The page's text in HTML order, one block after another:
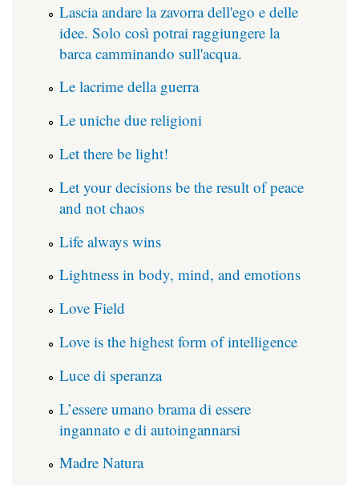
Lascia andare la zavorra dell'ego e delle
idee. Solo così potrai raggiungere la
barca camminando sull'acqua.
Le lacrime della guerra
Le uniche due religioni
Let there be light!
Let your decisions be the result of peace
and not chaos
Life always wins
Lightness in body, mind, and emotions
Love Field
Love is the highest form of intelligence
Luce di speranza
L’essere umano brama di essere
ingannato e di autoingannarsi
Madre Natura